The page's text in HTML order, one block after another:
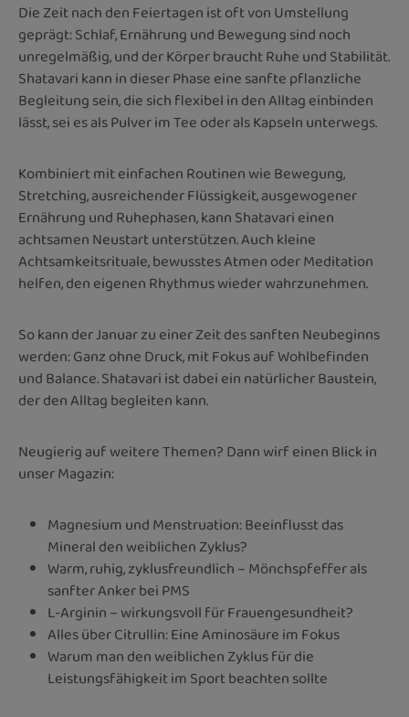
Die Zeit nach den Feiertagen ist oft von Umstellung
geprägt: Schlaf, Ernährung und Bewegung sind noch
unregelmäßig, und der Körper braucht Ruhe und Stabilität.
Shatavari kann in dieser Phase eine sanfte pflanzliche
Begleitung sein, die sich flexibel in den Alltag einbinden
lässt, sei es als Pulver im Tee oder als Kapseln unterwegs.
Kombiniert mit einfachen Routinen wie Bewegung,
Stretching, ausreichender Flüssigkeit, ausgewogener
Ernährung und Ruhephasen, kann Shatavari einen
achtsamen Neustart unterstützen. Auch kleine
Achtsamkeitsrituale, bewusstes Atmen oder Meditation
helfen, den eigenen Rhythmus wieder wahrzunehmen.
So kann der Januar zu einer Zeit des sanften Neubeginns
werden: Ganz ohne Druck, mit Fokus auf Wohlbefinden
und Balance. Shatavari ist dabei ein natürlicher Baustein,
der den Alltag begleiten kann.
Neugierig auf weitere Themen? Dann wirf einen Blick in
unser Magazin:
Magnesium und Menstruation: Beeinflusst das
Mineral den weiblichen Zyklus?
Warm, ruhig, zyklusfreundlich – Mönchspfeffer als
sanfter Anker bei PMS
L-Arginin – wirkungsvoll für Frauengesundheit?
Alles über Citrullin: Eine Aminosäure im Fokus
Warum man den weiblichen Zyklus für die
Leistungsfähigkeit im Sport beachten sollte